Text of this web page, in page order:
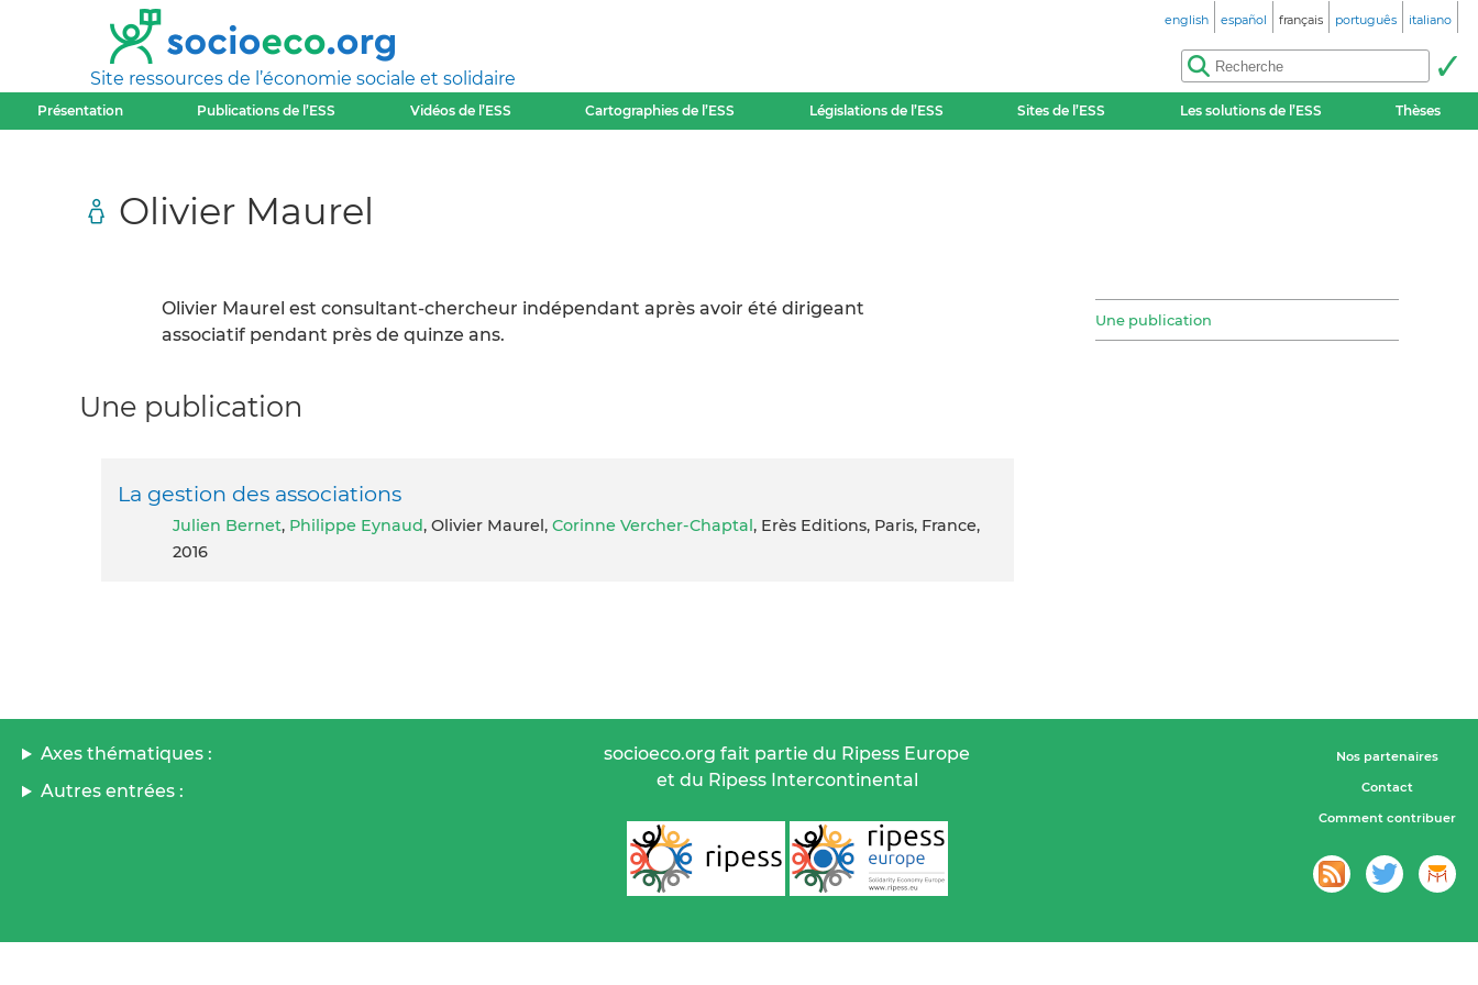
Site ressources de l’économie sociale et solidaire
english español français português italiano
Présentation Publications de l’ESS Vidéos de l’ESS Cartographies de l’ESS Législations de l’ESS Sites de l’ESS Les solutions de l’ESS Thèses
Olivier Maurel
Olivier Maurel est consultant-chercheur indépendant après avoir été dirigeant
associatif pendant près de quinze ans.
Une publication
Une publication
La gestion des associations
Julien Bernet, Philippe Eynaud, Olivier Maurel, Corinne Vercher-Chaptal, Erès Editions, Paris, France,
2016
Axes thématiques :
Autres entrées :
socioeco.org fait partie du Ripess Europe
et du Ripess Intercontinental
Nos partenaires
Contact
Comment contribuer